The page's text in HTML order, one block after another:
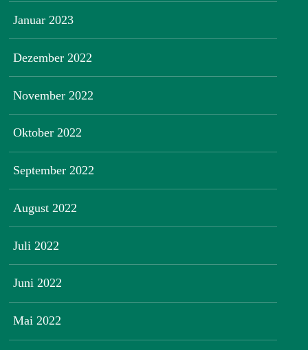
Januar 2023
Dezember 2022
November 2022
Oktober 2022
September 2022
August 2022
Juli 2022
Juni 2022
Mai 2022